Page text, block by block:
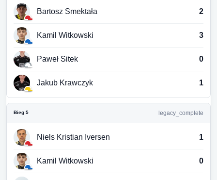
Bartosz Smektała 2
Kamil Witkowski 3
Paweł Sitek 0
Jakub Krawczyk 1
Bieg 5 legacy_complete
Niels Kristian Iversen 1
Kamil Witkowski 0